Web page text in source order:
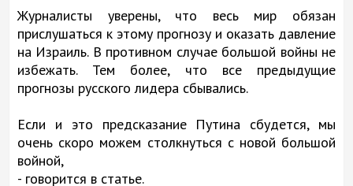
Журналисты уверены, что весь мир обязан
прислушаться к этому прогнозу и оказать давление
на Израиль. В противном случае большой войны не
избежать. Тем более, что все предыдущие
прогнозы русского лидера сбывались.
Если и это предсказание Путина сбудется, мы
очень скоро можем столкнуться с новой большой
войной,
- говорится в статье.